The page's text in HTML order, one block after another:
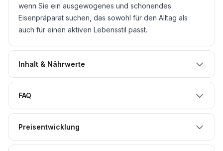
wenn Sie ein ausgewogenes und schonendes
Eisenpräparat suchen, das sowohl für den Alltag als
auch für einen aktiven Lebensstil passt.
Inhalt & Nährwerte
FAQ
Preisentwicklung